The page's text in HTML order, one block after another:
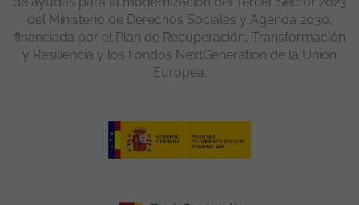
del Ministerio de Derechos Sociales y Agenda 2030,
financiada por el Plan de Recuperación, Transformación
y Resiliencia y los Fondos NextGeneration de la Unión
Europea.